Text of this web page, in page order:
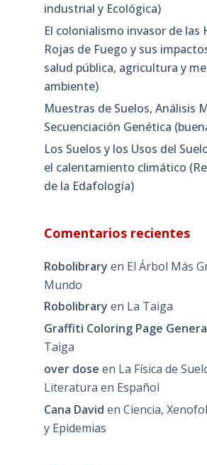
industrial y Ecológica)
El colonialismo invasor de las
Rojas de Fuego y sus
salud pública, agricultura y
ambiente)
Muestras de Suelos, Análisis
Secuenciación Genética
Los Suelos y los Usos del
el calentamiento climático
de la Edafología)
Comentarios recientes
Robolibrary en El Árbol Más
Mundo
Robolibrary en La Taiga
Graffiti Coloring Page
Taiga
over dose en La Física de
Literatura en Español
Cana David en Ciencia,
y Epidemias